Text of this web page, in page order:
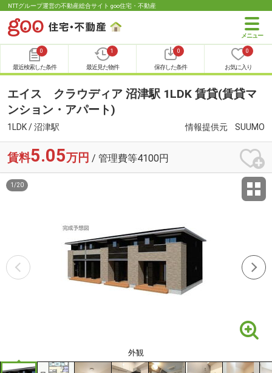
NTTグループ運営の不動産総合サイト goo住宅・不動産
0
最近検索した条件
1
最近見た物件
0
保存した条件
0
お気に入り
エイス クラウディア 沼津駅 1LDK 賃貸(賃貸マ
ンション・アパート)
1LDK / 沼津駅 情報提供元 SUUMO
賃料5.05万円 / 管理費等4100円
外観
1 /20